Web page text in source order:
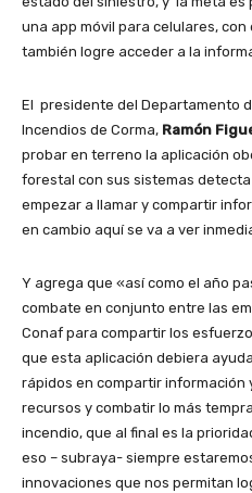
una app móvil para celulares, con
también logre acceder a la
El presidente del Departamento
Incendios de Corma, Ramón
probar en terreno la aplicación
forestal con sus sistemas
empezar a llamar y compartir
en cambio aquí se va a ver
Y agrega que «así como el año
combate en conjunto entre las
Conaf para compartir los
que esta aplicación debiera
rápidos en compartir información
recursos y combatir lo más
incendio, que al final es la
eso – subraya- siempre
innovaciones que nos permitan